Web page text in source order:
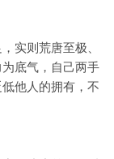
实则荒唐至极、
底气，自己两手
他人的拥有，不